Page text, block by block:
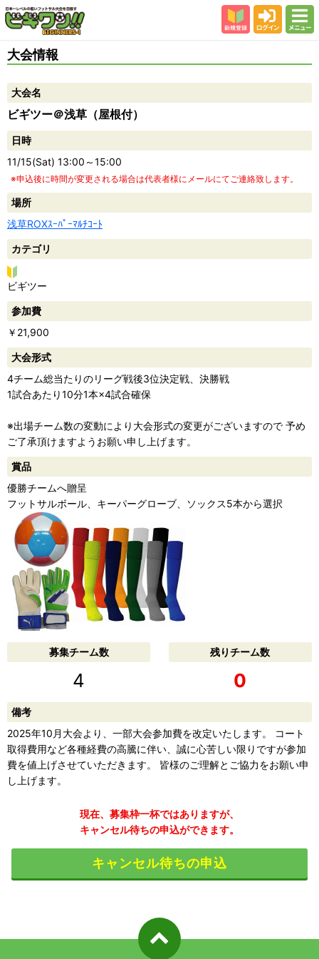
会場
スタッフ紹介
よくある質問
参加者の声
大会情報
大会名
ビギツー＠浅草（屋根付）
日時
11/15(Sat) 13:00～15:00
※申込後に時間が変更される場合は代表者様にメールにてご連絡致します。
場所
浅草ROXｽｰﾊﾟｰﾏﾙﾁｺｰﾄ
カテゴリ
ビ
ギ
ツ
ー
ビギツー
参加費
￥21,900
大会形式
4チーム総当たりのリーグ戦後3位決定戦、決勝戦
1試合あたり10分1本×4試合確保
※出場チーム数の変動により大会形式の変更がございますので 予め
ご了承頂けますようお願い申し上げます。
賞品
優勝チームへ贈呈
フットサルボール、キーパーグローブ、ソックス5本から選択
募集チーム数
4
残りチーム数
0
備考
2025年10月大会より、一部大会参加費を改定いたします。 コート
取得費用など各種経費の高騰に伴い、誠に心苦しい限りですが参加
費を値上げさせていただきます。 皆様のご理解とご協力をお願い申
し上げます。
現在、募集枠一杯ではありますが、
キャンセル待ちの申込ができます。
キャンセル待ちの申込